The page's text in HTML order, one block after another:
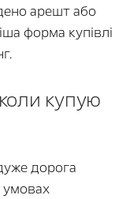
арешт або
форма купівлі
купую
дорога
умовах